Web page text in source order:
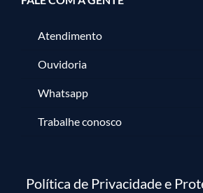
Atendimento
Ouvidoria
Whatsapp
Trabalhe conosco
Política de Privacidade e